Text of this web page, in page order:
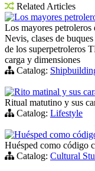
Related Articles
Los mayores
Los mayores
Nevis, clases de
de los superpetroleros
carga y dimensiones
Catalog:
Rito matinal y sus
Ritual matutino y sus
Catalog: Lifestyle
Huésped como
Huésped como código
Catalog: Cultural